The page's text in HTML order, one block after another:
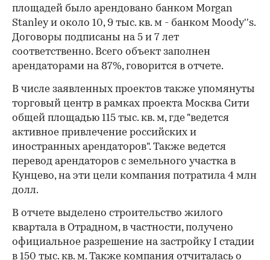
площадей было арендовано банком Morgan
Stanley и около 10, 9 тыс. кв. м - банком Moody''s.
Договоры подписаны на 5 и 7 лет
соответственно. Всего объект заполнен
арендаторами на 87%, говорится в отчете.
В числе заявленных проектов также упомянуты
торговый центр в рамках проекта Москва Сити
общей площадью 115 тыс. кв. м, где "ведется
активное привлечение российских и
иностранных арендаторов". Также ведется
перевод арендаторов с земельного участка в
Кунцево, на эти цели компания потратила 4 млн
долл.
В отчете выделено строительство жилого
квартала в Отрадном, в частности, получено
официальное разрешение на застройку I стадии
в 150 тыс. кв. м. Также компания отчиталась о